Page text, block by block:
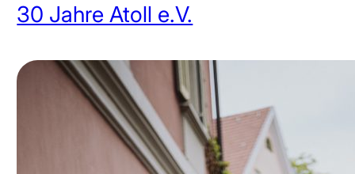
30 Jahre Atoll e.V.